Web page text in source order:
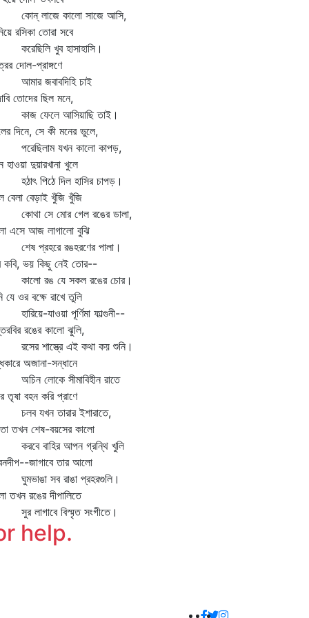
লাজে কালো সাজে আসি,
রসিকা তোরা সবে
খুব হাসাহাসি।
দোল-প্রাঙ্গণে
জবাবদিহি চাই
তোদের ছিল মনে,
ফেলে আসিয়াছি তাই।
দিনে, সে কী মনের ভুলে,
যখন কালো কাপড়,
হাওয়া দুয়ারখানা খুলে
পিঠে দিল হাসির চাপড়।
বেলা বেড়াই খুঁজি খুঁজি
সে মোর গেল রঙের ডালা,
এসে আজ লাগালো বুঝি
প্রহরে রঙহরণের পালা।
কবি, ভয় কিছু নেই তোর--
রঙ যে সকল রঙের চোর।
যে ওর বক্ষে রাখে তুলি
যাওয়া পূর্ণিমা ফাল্গুনী--
রঙের কালো ঝুলি,
শাস্ত্রে এই কথা কয় শুনি।
অজানা-সন্ধানে
লোকে সীমাবিহীন রাতে
তৃষা বহন করি প্রাণে
যখন তারার ইশারাতে,
তখন শেষ-বয়সের কালো
বাহির আপন গ্রন্থি খুলি
জাগাবে তার আলো
সব রাঙা প্রহরগুলি।
তখন রঙের দীপালিতে
লাগাবে বিস্মৃত সংগীতে।
help.